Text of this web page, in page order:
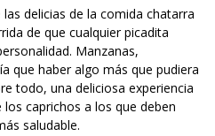
delicias de la comida chatarra
de que cualquier picadita
Manzanas,
que haber algo más que pudiera
todo, una deliciosa experiencia
caprichos a los que deben
saludable.